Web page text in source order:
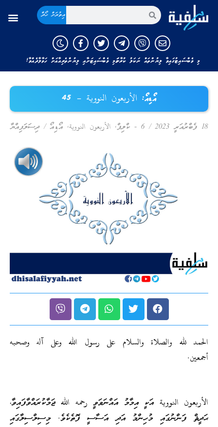
އިތުރަށް ހޯދާ
މި ވެބްސައިޓުގައިވާ ލިޔުންތައް ނަކަލު ކުރާނަމަ މި ވެބްސައިޓަށާއި ލިޔުންތެރިއާއަށް ހަވާލާދެއްވާ!
އޯޑިއޯ: الأربعون النووية – 45
18 ފެބްރުއަރީ 2023 / 6 - ކްލިޕް , الأربعون النووية, އޯޑިއޯ / ދިސަލަފިއްޔާ
الحمد لله والصلاة والسلام على رسول الله وعلى آله وصحبه
أجمعين.
الأربعون النووية އަކީ އިމާމު އައްނަވަވީ رحمه الله ޖަމާކުރައްވާފައިވާ،
ޙަދީޘް ފަންނުގައި މުހިންމު އަދި އަސާސީ ފޮތެކެވެ. މިސިލްސިލާގައި